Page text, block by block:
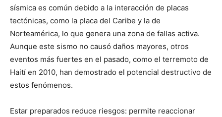
sísmica es común debido a la interacción de placas
tectónicas, como la placa del Caribe y la de
Norteamérica, lo que genera una zona de fallas activa.
Aunque este sismo no causó daños mayores, otros
eventos más fuertes en el pasado, como el terremoto de
Haití en 2010, han demostrado el potencial destructivo de
estos fenómenos.
Estar preparados reduce riesgos: permite reaccionar